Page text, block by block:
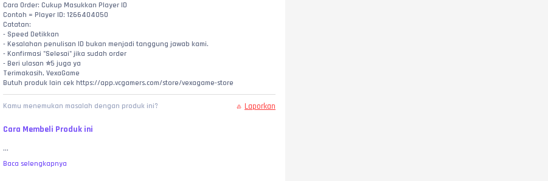
Cara Order: Cukup Masukkan Player ID
Contoh = Player ID: 1266404050
Catatan:
- Speed Detikkan
- Kesalahan penulisan ID bukan menjadi tanggung jawab kami.
- Konfirmasi "Selesai" jika sudah order
- Beri ulasan ⭐5 juga ya
Terimakasih, VexaGame
Butuh produk lain cek https://app.vcgamers.com/store/vexagame-store
Kamu menemukan masalah dengan produk ini? Laporkan
Cara Membeli Produk ini
...
Baca selengkapnya